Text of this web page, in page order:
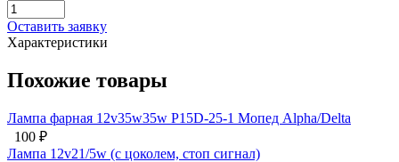
Оставить заявку
Характеристики
Похожие товары
Лампа фарная 12v35w35w P15D-25-1 Мопед Alpha/Delta
100 ₽
Лампа 12v21/5w (с цоколем, стоп сигнал)